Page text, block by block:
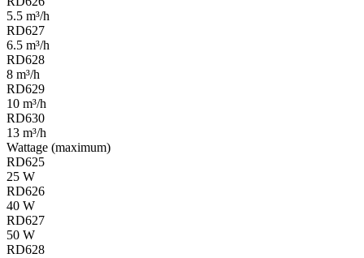
5.5 m³/h
RD627
6.5 m³/h
RD628
8 m³/h
RD629
10 m³/h
RD630
13 m³/h
Wattage (maximum)
RD625
25 W
RD626
40 W
RD627
50 W
RD628